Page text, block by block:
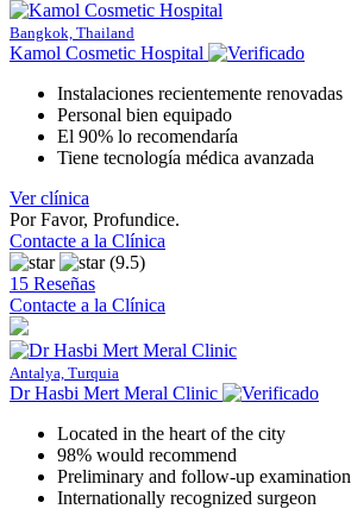
Bangkok, Thailand
Kamol Cosmetic Hospital
Instalaciones recientemente renovadas
Personal bien equipado
El 90% lo recomendaría
Tiene tecnología médica avanzada
Ver clínica
Por Favor, Profundice.
Contacte a la Clínica
(9.5)
15 Reseñas
Contacte a la Clínica
Antalya, Turquia
Dr Hasbi Mert Meral Clinic
Located in the heart of the city
98% would recommend
Preliminary and follow-up examination
Internationally recognized surgeon